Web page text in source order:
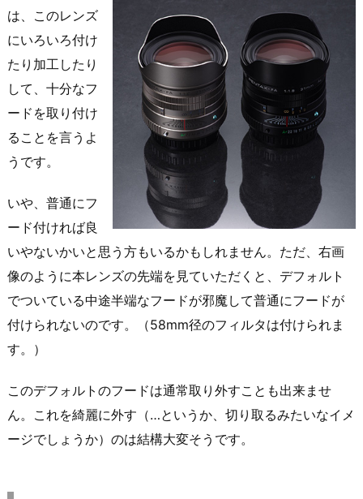
は、このレンズ
にいろいろ付け
たり加工したり
して、十分なフ
ードを取り付け
ることを言うよ
うです。
いや、普通にフ
ード付ければ良
いやないかいと思う方もいるかもしれません。ただ、右画
像のように本レンズの先端を見ていただくと、デフォルト
でついている中途半端なフードが邪魔して普通にフードが
付けられないのです。（58mm径のフィルタは付けられま
す。）
このデフォルトのフードは通常取り外すことも出来ませ
ん。これを綺麗に外す（…というか、切り取るみたいなイメ
ージでしょうか）のは結構大変そうです。